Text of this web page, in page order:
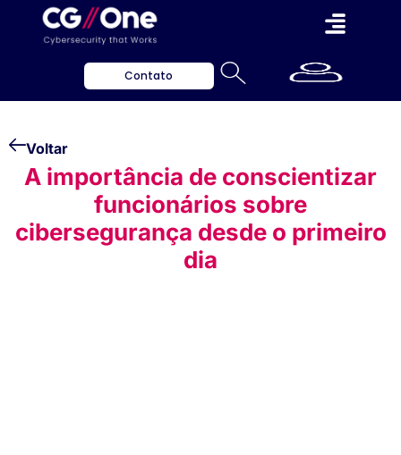
Contato
Voltar
A importância de conscientizar
funcionários sobre
cibersegurança desde o primeiro
dia